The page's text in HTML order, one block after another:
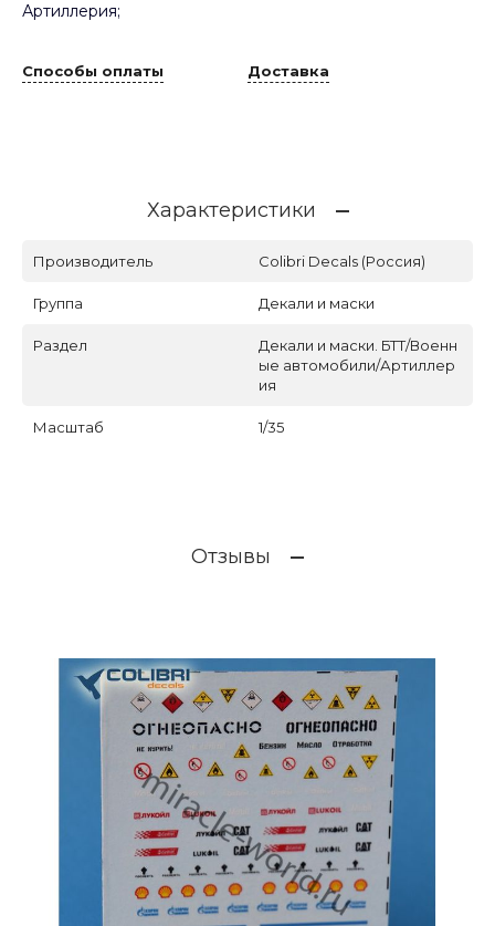
Артиллерия;
Способы оплаты Доставка
Характеристики
Производитель Colibri Decals (Россия)
Группа Декали и маски
Раздел
Декали и маски. БТТ/Военн
ые автомобили/Артиллер
ия
Масштаб 1/35
Отзывы